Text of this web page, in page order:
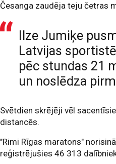
Česanga zaudēja teju četras
Ilze Jumiķe
Latvijas
pēc stundas 21
un noslēdza
Svētdien skrējēji vēl
distancēs.
"Rimi Rīgas maratons"
reģistrējušies 46 313